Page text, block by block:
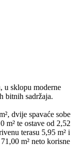
u sklopu moderne
bitnih sadržaja.
dvije spavaće sobe
m² te ostave od 2,52
terasu 5,95 m² i
m² neto korisne